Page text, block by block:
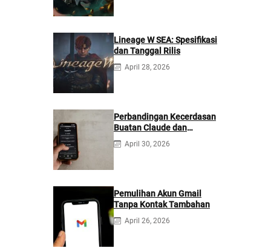
Lineage W SEA: Spesifikasi
dan Tanggal Rilis
April 28, 2026
Perbandingan Kecerdasan
Buatan Claude dan
ChatGPT: Mana yang
Lebih Baik?
April 30, 2026
Pemulihan Akun Gmail
Tanpa Kontak Tambahan
April 26, 2026